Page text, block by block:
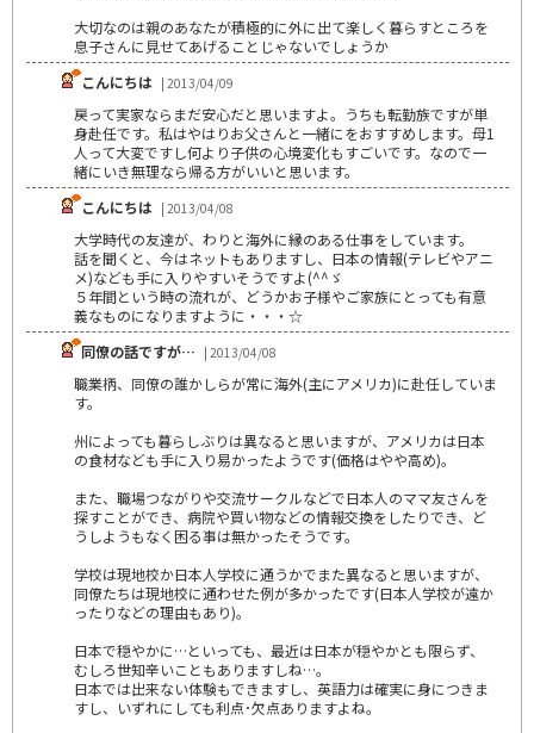
大切なのは親のあなたが積極的に外に出て楽しく暮らすところを
息子さんに見せてあげることじゃないでしょうか
こんにちは | 2013/04/09
戻って実家ならまだ安心だと思いますよ。うちも転勤族ですが単
身赴任です。私はやはりお父さんと一緒にをおすすめします。母1
人って大変ですし何より子供の心境変化もすごいです。なので一
緒にいき無理なら帰る方がいいと思います。
こんにちは | 2013/04/08
大学時代の友達が、わりと海外に縁のある仕事をしています。
話を聞くと、今はネットもありますし、日本の情報(テレビやアニ
メ)なども手に入りやすいそうですよ(^^ゞ
５年間という時の流れが、どうかお子様やご家族にとっても有意
義なものになりますように・・・☆
同僚の話ですが… | 2013/04/08
職業柄、同僚の誰かしらが常に海外(主にアメリカ)に赴任していま
す。
州によっても暮らしぶりは異なると思いますが、アメリカは日本
の食材なども手に入り易かったようです(価格はやや高め)。
また、職場つながりや交流サークルなどで日本人のママ友さんを
探すことができ、病院や買い物などの情報交換をしたりでき、ど
うしようもなく困る事は無かったそうです。
学校は現地校か日本人学校に通うかでまた異なると思いますが、
同僚たちは現地校に通わせた例が多かったです(日本人学校が遠か
ったりなどの理由もあり)。
日本で穏やかに…といっても、最近は日本が穏やかとも限らず、
むしろ世知辛いこともありますしね…。
日本では出来ない体験もできますし、英語力は確実に身につきま
すし、いずれにしても利点･欠点ありますよね。